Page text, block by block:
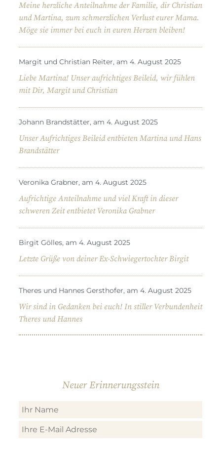
Meine herzliche Anteilnahme der Familie, dir Christian
und Martina, zum schmerzlichen Verlust eurer Mama.
Möge sie immer bei euch in euren Herzen bleiben!
Margit und Christian Reiter, am 4. August 2025
Liebe Martina! Unser aufrichtiges Beileid, wir fühlen
mit Dir, Margit und Christian
Johann Brandstätter, am 4. August 2025
Unser Aufrichtiges Beileid entbieten Martina und Hans
Brandstätter
Veronika Grabner, am 4. August 2025
Aufrichtige Anteilnahme und viel Kraft in dieser
schweren Zeit entbietet Veronika Grabner
Birgit Gölles, am 4. August 2025
Letzte Grüße von deiner Ex-Schwiegertochter Birgit
Theres und Hannes Gersthofer, am 4. August 2025
Wir sind in Gedanken bei euch! In stiller Verbundenheit
Theres und Hannes
Neuer Erinnerungsstein